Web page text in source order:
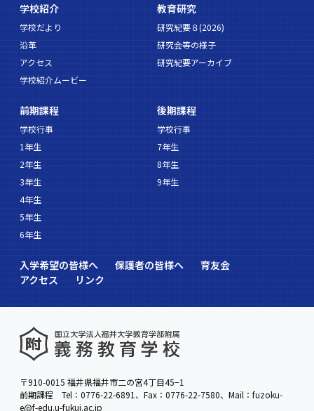
学校紹介
学校だより
沿革
アクセス
学校紹介ムービー
教育研究
研究紀要８(2026)
研究会等の様子
研究紀要アーカイブ
前期課程
学校行事
1年生
2年生
3年生
4年生
5年生
6年生
後期課程
学校行事
7年生
8年生
9年生
入学希望の皆様へ 保護者の皆様へ
育友会
アクセス
リンク
〒910-0015 福井県福井市二の宮4丁目45−1
前期課程 Tel：0776-22-6891、Fax：0776-22-7580、Mail：fuzoku-
e@f-edu.u-fukui.ac.jp